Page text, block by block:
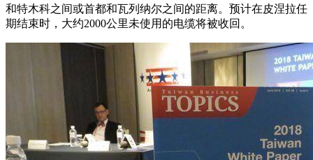
和特木科之间或首都和瓦列纳尔之间的距离。预计在皮涅拉任
期结束时，大约2000公里未使用的电缆将被收回。